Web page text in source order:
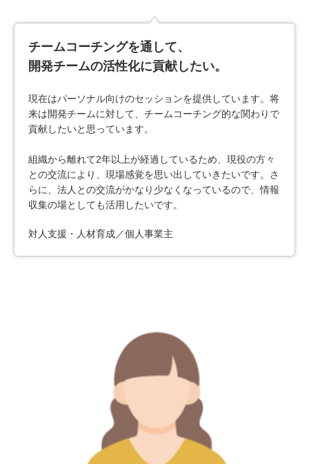
チームコーチングを通して、
開発チームの活性化に貢献したい。
現在はパーソナル向けのセッションを提供しています。将
来は開発チームに対して、チームコーチング的な関わりで
貢献したいと思っています。
組織から離れて2年以上が経過しているため、現役の方々
との交流により、現場感覚を思い出していきたいです。さ
らに、法人との交流がかなり少なくなっているので、情報
収集の場としても活用したいです。
対人支援・人材育成／個人事業主